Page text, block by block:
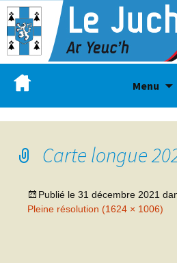
Menu
Carte longue
Publié le 31 décembre 2021
Pleine résolution (1624 × 1006)